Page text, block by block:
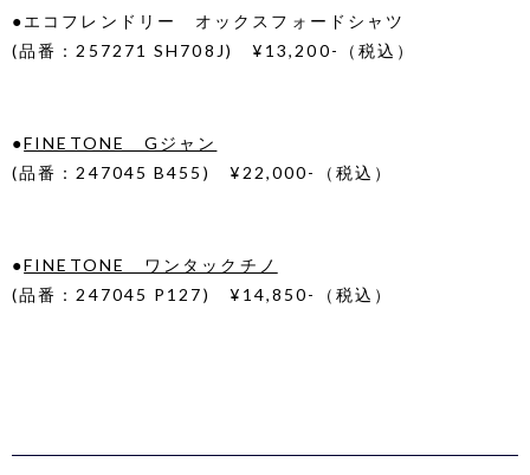
●エコフレンドリー オックスフォードシャツ
(品番：257271 SH708J) ¥13,200-（税込）
●FINETONE Gジャン
(品番：247045 B455) ¥22,000-（税込）
●FINETONE ワンタックチノ
(品番：247045 P127) ¥14,850-（税込）